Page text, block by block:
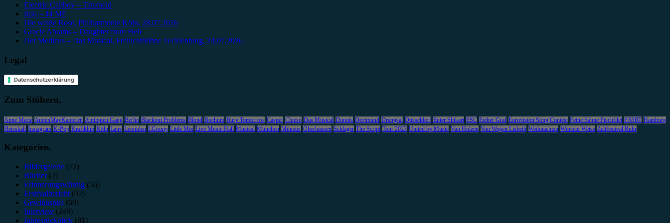
Electric Callboy – Tanzneid
Juju – 44 ME
Die weiße Rose, Philharmonie Köln, 28.07.2026
Gracie Abrams – Daughter from Hell
Der Medicus – Das Musical, Freilichtbühne Tecklenburg, 24.07.2026
Legal
Datenschutzerklärung
Zum Stöbern.
Anne Marie AnnenMayKantereit Antilopen Gang Berlin Blackout Problems Blond Bochum Bury Tomorrow Casper Clueso Das Musical Donots Dortmund Drangsal Düsseldorf Enter Shikari ESC Esther Graf Eurovision Song Contest Feine Sahne Fischfilet FJØRT Hamburg
Heisskalt Instagram K-Pop Kraftklub Köln Lauv Leoniden LGoony Little Mix Live Music Hall Musical München Münster Oberhausen Schlager The Script Tour 2023 United by Music Van Holzen Von Wegen Lisbeth Weihnachten Wincent Weiss Zeltfestival Ruhr
Kategorien.
Bildergalerie (72)
Bücher(2)
Erinnerungswürdig (56)
Festivalbericht (92)
Gewinnspiel (60)
Interview (249)
Jahresrückblick (81)